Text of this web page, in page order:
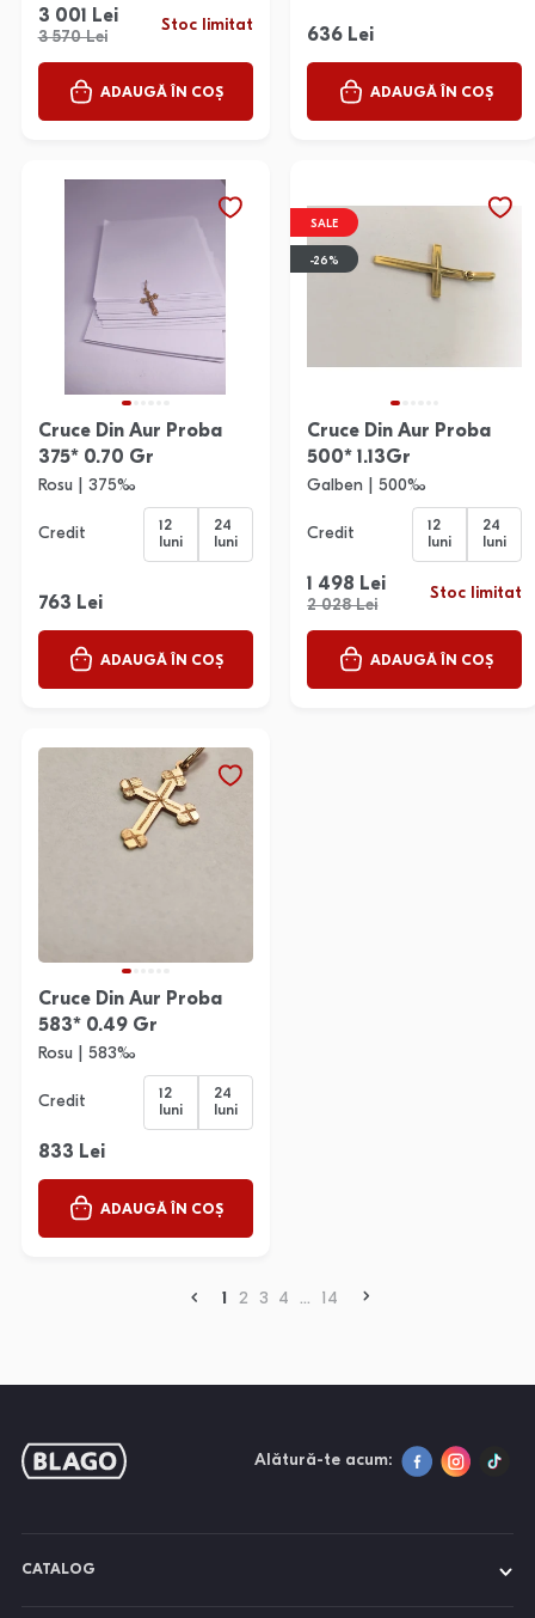
3 001 Lei
3 570 Lei
Stoc limitat
ADAUGĂ ÎN COȘ
636 Lei
ADAUGĂ ÎN COȘ
Cruce Din Aur Proba
375* 0.70 Gr
Rosu | 375‰
Credit
12
luni
24
luni
763 Lei
ADAUGĂ ÎN COȘ
SALE
-26%
Cruce Din Aur Proba
500* 1.13Gr
Galben | 500‰
Credit
12
luni
24
luni
1 498 Lei
2 028 Lei
Stoc limitat
ADAUGĂ ÎN COȘ
Cruce Din Aur Proba
583* 0.49 Gr
Rosu | 583‰
Credit
12
luni
24
luni
833 Lei
ADAUGĂ ÎN COȘ
1 2 3 4 ... 14
Alătură-te acum:
CATALOG